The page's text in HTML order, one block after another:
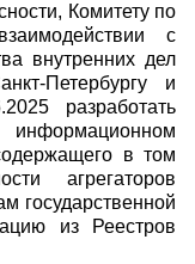
Комитету по
с
внутренних дел
Петербургу и
разработать
в том
агрегаторов
государственной
из Реестров